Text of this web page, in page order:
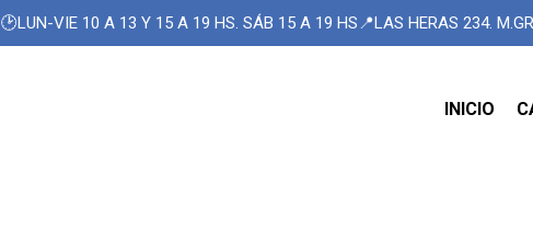
🕑LUN-VIE 10 A 13 Y 15 A 19 HS. SÁB 15 A 19 HS📍LAS HERAS 234.
INICIO